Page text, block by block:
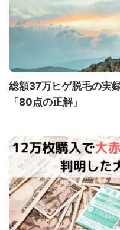
総額37万ヒゲ脱毛の実
「80点の正解」